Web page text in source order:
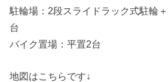
駐輪場：2段スライドラック式駐輪
台
バイク置場：平置2台
地図はこちらです↓